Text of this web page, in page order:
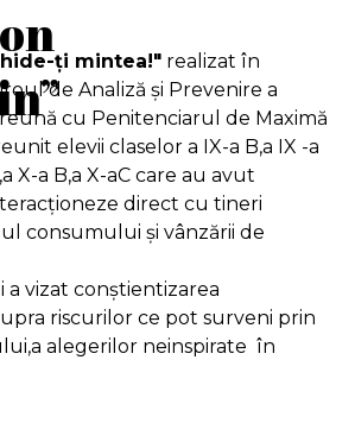
ți mintea!" realizat în
de Analiză și Prevenire a
cu Penitenciarul de Maximă
elevii claselor a IX-a B,a IX -a
X-a B,a X-aC care au avut
direct cu tineri
consumului și vânzării de
a vizat conștientizarea
riscurilor ce pot surveni prin
alegerilor neinspirate în